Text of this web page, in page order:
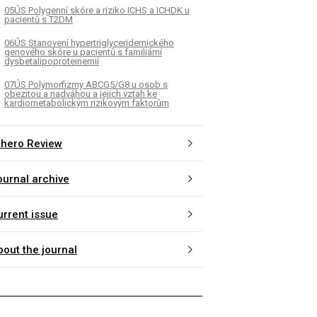
05ÚS Polygenní skóre a riziko ICHS a ICHDK u
pacientů s T2DM
06ÚS Stanovení hypertriglyceridemického
genového skóre u pacientů s familiární
dysbetalipoproteinemií
07ÚS Polymorfizmy ABCG5/G8 u osob s
obezitou a nadváhou a jejich vztah ke
kardiometabolickým rizikovým faktorům
Review
archive
issue
the journal